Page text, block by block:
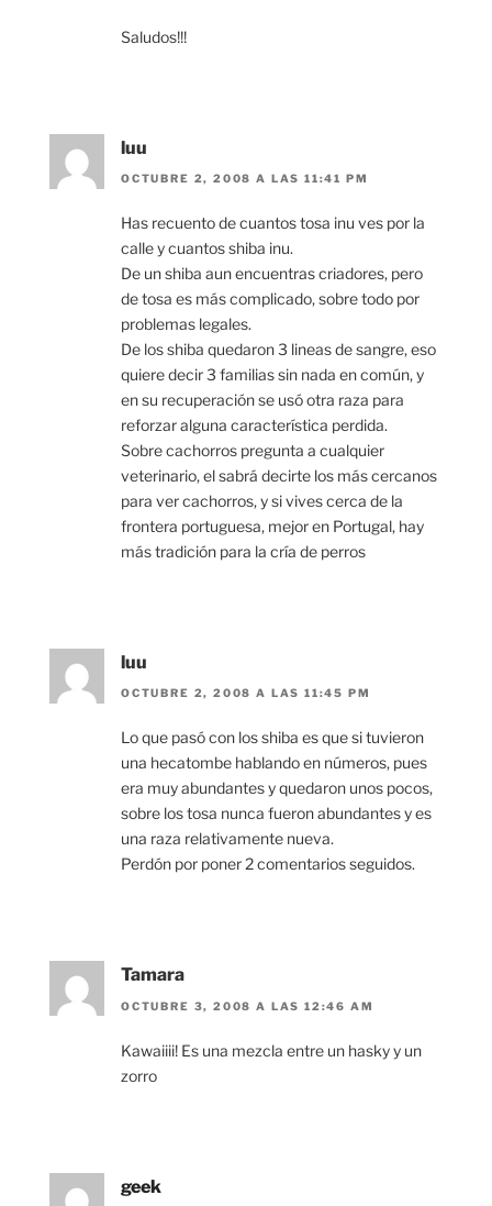
Saludos!!!
luu
OCTUBRE 2, 2008 A LAS 11:41 PM
Has recuento de cuantos tosa inu ves por la
calle y cuantos shiba inu.
De un shiba aun encuentras criadores, pero
de tosa es más complicado, sobre todo por
problemas legales.
De los shiba quedaron 3 lineas de sangre, eso
quiere decir 3 familias sin nada en común, y
en su recuperación se usó otra raza para
reforzar alguna característica perdida.
Sobre cachorros pregunta a cualquier
veterinario, el sabrá decirte los más cercanos
para ver cachorros, y si vives cerca de la
frontera portuguesa, mejor en Portugal, hay
más tradición para la cría de perros
luu
OCTUBRE 2, 2008 A LAS 11:45 PM
Lo que pasó con los shiba es que si tuvieron
una hecatombe hablando en números, pues
era muy abundantes y quedaron unos pocos,
sobre los tosa nunca fueron abundantes y es
una raza relativamente nueva.
Perdón por poner 2 comentarios seguidos.
Tamara
OCTUBRE 3, 2008 A LAS 12:46 AM
Kawaiiii! Es una mezcla entre un hasky y un
zorro
geek